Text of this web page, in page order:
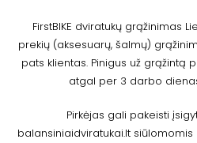
FirstBIKE dviratukų grąžinimas
prekių (aksesuarų, šalmų)
pats klientas. Pinigus už grąžintą
atgal per 3 darbo
Pirkėjas gali pakeisti
balansiniaidviratukai.lt